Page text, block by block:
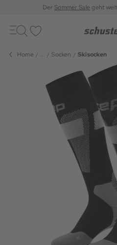
DerSommer Sale geht
Toggle
navigation
Home ... Socken Skisocken